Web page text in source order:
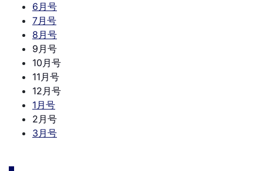
6月号
7月号
8月号
9月号
10月号
11月号
12月号
1月号
2月号
3月号